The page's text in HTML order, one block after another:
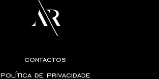
contactos
política de privacidade